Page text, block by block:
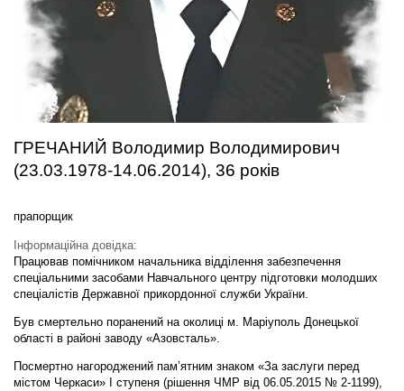
ГРЕЧАНИЙ Володимир Володимирович
(23.03.1978-14.06.2014), 36 років
прапорщик
Інформаційна довідка:
Працював помічником начальника відділення забезпечення
спеціальними засобами Навчального центру підготовки молодших
спеціалістів Державної прикордонної служби України.
Був смертельно поранений на околиці м. Маріуполь Донецької
області в районі заводу «Азовсталь».
Посмертно нагороджений пам’ятним знаком «За заслуги перед
містом Черкаси» I ступеня (рішення ЧМР від 06.05.2015 № 2-1199),